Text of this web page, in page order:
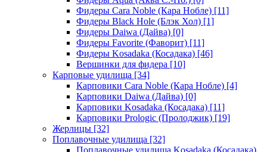
Фидеры Cara Noble (Кара Нобле) [11]
Фидеры Black Hole (Блэк Хол) [1]
Фидеры Daiwa (Дайва) [0]
Фидеры Favorite (Фаворит) [11]
Фидеры Kosadaka (Косадака) [46]
Вершинки для фидера [10]
Карповые удилища [34]
Карповики Cara Noble (Кара Нобле) [4]
Карповики Daiwa (Дайва) [0]
Карповики Kosadaka (Косадака) [11]
Карповики Prologic (Пролоджик) [19]
Жерлицы [32]
Поплавочные удилища [32]